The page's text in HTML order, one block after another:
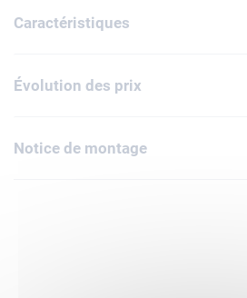
des éléments chauffants et refroidissants,
communication, utilisez les outils tels que
perceuse afin de prélever des échantillons
Gravimeter transportée par Apollo 17
à « Big Muley », le plus grand fragment
Caractéristiques
Évolution des prix
Notice de montage